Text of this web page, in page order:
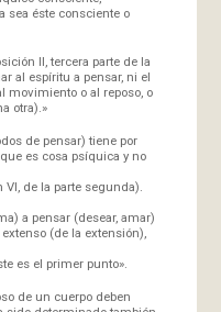
sea éste consciente o
II, tercera parte de la
al espíritu a pensar, ni el
movimiento o al reposo, o
otra).»
de pensar) tiene por
es cosa psíquica y no
de la parte segunda).
a pensar (desear, amar)
(de la extensión),
es el primer punto».
de un cuerpo deben